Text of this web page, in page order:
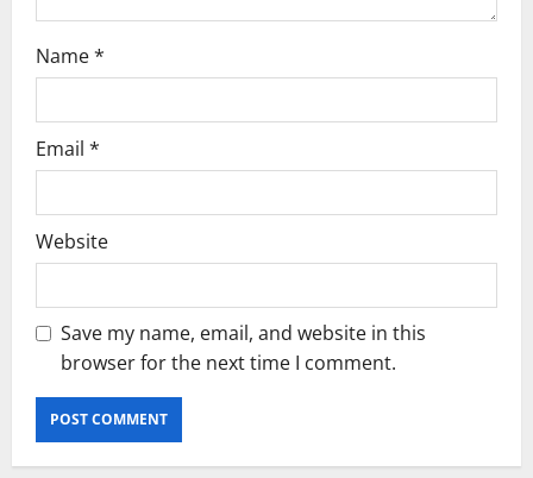
Name*
Email *
Website
Save my name, email, and website in this
browser for the next time I comment.